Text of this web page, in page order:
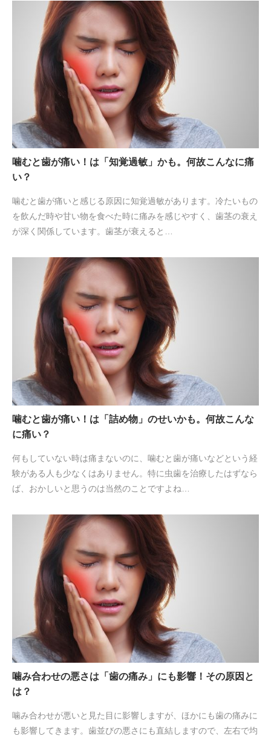
噛むと歯が痛い！は「知覚過敏」かも。何故こんなに痛
い？
噛むと歯が痛いと感じる原因に知覚過敏があります。冷たいもの
を飲んだ時や甘い物を食べた時に痛みを感じやすく、歯茎の衰え
が深く関係しています。歯茎が衰えると…
噛むと歯が痛い！は「詰め物」のせいかも。何故こんな
に痛い？
何もしていない時は痛まないのに、噛むと歯が痛いなどという経
験がある人も少なくはありません。特に虫歯を治療したはずなら
ば、おかしいと思うのは当然のことですよね…
噛み合わせの悪さは「歯の痛み」にも影響！その原因と
は？
噛み合わせが悪いと見た目に影響しますが、ほかにも歯の痛みに
も影響してきます。歯並びの悪さにも直結しますので、左右で均